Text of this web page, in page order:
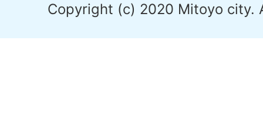
Copyright (c) 2020 Mitoyo city.